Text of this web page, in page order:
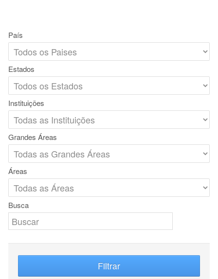
País
Estados
Instituições
Grandes Áreas
Áreas
Busca
Filtrar